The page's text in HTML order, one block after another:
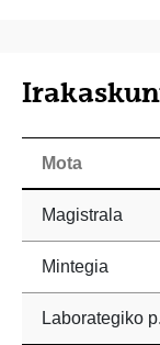
Mota
Magistrala
Mintegia
Laborategiko p.